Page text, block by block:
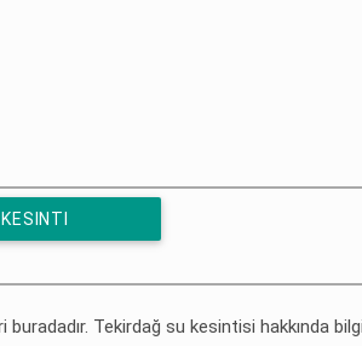
Tekirdağ su kesintisi hakkında